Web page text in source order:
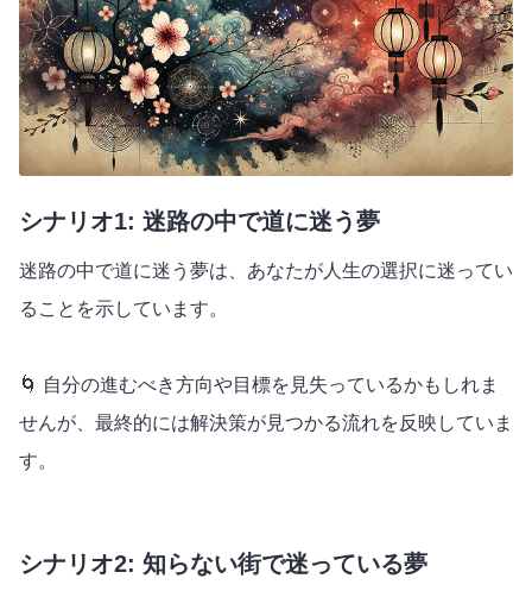
シナリオ1: 迷路の中で道に迷う夢
迷路の中で道に迷う夢は、あなたが人生の選択に迷ってい
ることを示しています。
🌀 自分の進むべき方向や目標を見失っているかもしれま
せんが、最終的には解決策が見つかる流れを反映していま
す。
シナリオ2: 知らない街で迷っている夢